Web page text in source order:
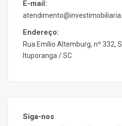
E-mail:
Endereço:
Rua Emílio Altemburg, nº 332,
Ituporanga / SC
Siga-nos